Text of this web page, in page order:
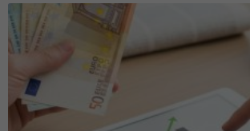
h
r
n
i